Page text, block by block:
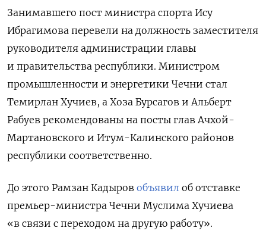
Занимавшего пост министра спорта Ису
Ибрагимова перевели на должность заместителя
руководителя администрации главы
и правительства республики. Министром
промышленности и энергетики Чечни стал
Темирлан Хучиев, а Хоза Бурсагов и Альберт
Рабуев рекомендованы на посты глав Ачхой-
Мартановского и Итум-Калинского районов
республики соответственно.
До этого Рамзан Кадыров объявил об отставке
премьер-министра Чечни Муслима Хучиева
«в связи с переходом на другую работу».